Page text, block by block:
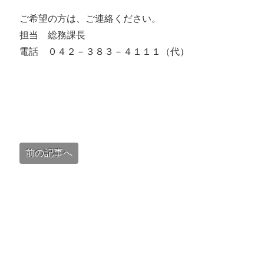
ご希望の方は、ご連絡ください。
担当 総務課長
電話 ０４２－３８３－４１１１（代）
前の記事へ